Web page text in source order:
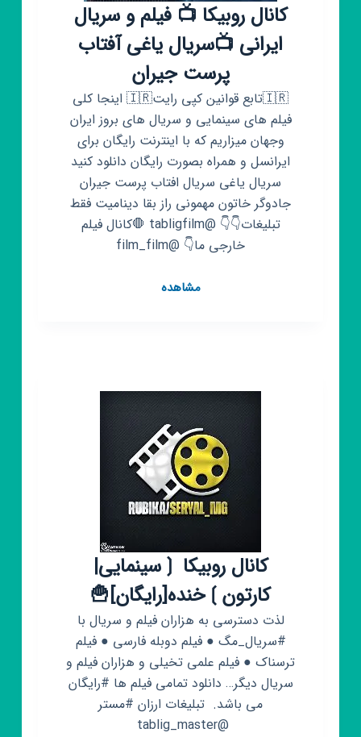
کانال روبیکا 📺 فیلم و سریال
ایرانی 📺سریال یاغی آفتاب
پرست جیران
🇮🇷تابع قوانین کپی رایت🇮🇷 اینجا کلی
فیلم های سینمایی و سریال های بروز ایران
وجهان میزاریم که با اینترنت رایگان برای
ایرانسل و همراه بصورت رایگان دانلود کنید
سریال یاغی سریال افتاب پرست جیران
جادوگر خاتون مهمونی راز بقا دینامیت فقط
تبلیغات👇👇 @tabligfilm 🛑کانال فیلم
خارجی ما👇 @film_film
مشاهدهکانال
ایرانی
📺
سریال
یاغی
آفتاب
پرست
جیران
کانال روبیکا ❲سینمایی|
کارتون❳خنده[رایگان]🍟
لذت دسترسی به هزاران فیلم و سریال با
#سریال_مگ ● فیلم دوبله فارسی ● فیلم
ترسناک ● فیلم علمی تخیلی و هزاران فیلم و
سریال دیگر… دانلود تمامی فیلم ها #رایگان
می باشد. ‌‌ تبلیغات ارزان #مستر
@tablig_master ‌